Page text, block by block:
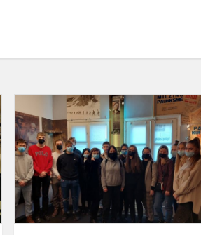
Tebūnie
šviesa